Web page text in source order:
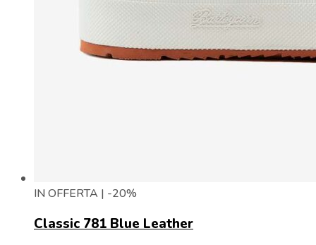
IN OFFERTA | -20%
Classic 781 Blue Leather